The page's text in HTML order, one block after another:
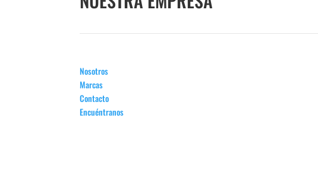
Nosotros
Marcas
Contacto
Encuéntranos